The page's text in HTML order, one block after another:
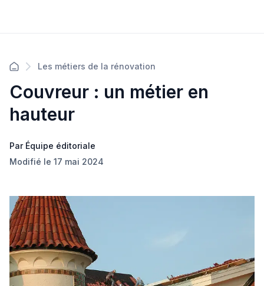
Les métiers de la rénovation
Couvreur : un métier en
hauteur
Par Équipe éditoriale
Modifié le 17 mai 2024